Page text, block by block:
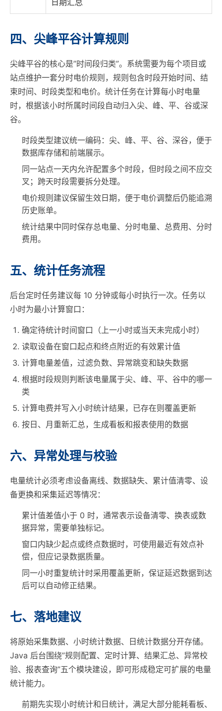
日期汇总
四、尖峰平谷计算规则
尖峰平谷的核心是”时间段归类”。系统需要为每个项目或
站点维护一套分时电价规则，规则包含时段开始时间、结
束时间、时段类型和电价。统计任务在计算每小时电量
时，根据该小时所属时间段自动归入尖、峰、平、谷或深
谷。
时段类型建议统一编码：尖、峰、平、谷、深谷，便于
数据库存储和前端展示。
同一站点一天内允许配置多个时段，但时段之间不应交
叉；跨天时段需要拆分处理。
电价规则建议保留生效日期，便于电价调整后仍能追溯
历史账单。
统计结果中同时保存总电量、分时电量、总费用、分时
费用。
五、统计任务流程
后台定时任务建议每 10 分钟或每小时执行一次。任务以
小时为最小计算窗口：
确定待统计时间窗口（上一小时或当天未完成小时）
读取设备在窗口起点和终点附近的有效累计值
计算电量差值，过滤负数、异常跳变和缺失数据
根据时段规则判断该电量属于尖、峰、平、谷中的哪一
类
计算电费并写入小时统计结果，已存在则覆盖更新
按日、月重新汇总，生成看板和报表使用的数据
六、异常处理与校验
电量统计必须考虑设备离线、数据缺失、累计值清零、设
备更换和采集延迟等情况：
累计值差值小于 0 时，通常表示设备清零、换表或数
据异常，需要单独标记。
窗口内缺少起点或终点数据时，可使用最近有效点补
偿，但应记录数据质量。
同一小时重复统计时采用覆盖更新，保证延迟数据到达
后可以自动修正结果。
七、落地建议
将原始采集数据、小时统计数据、日统计数据分开存储。
Java 后台围绕”规则配置、定时计算、结果汇总、异常校
验、报表查询”五个模块建设，即可形成稳定可扩展的电量
统计能力。
前期先实现小时统计和日统计，满足大部分能耗看板、